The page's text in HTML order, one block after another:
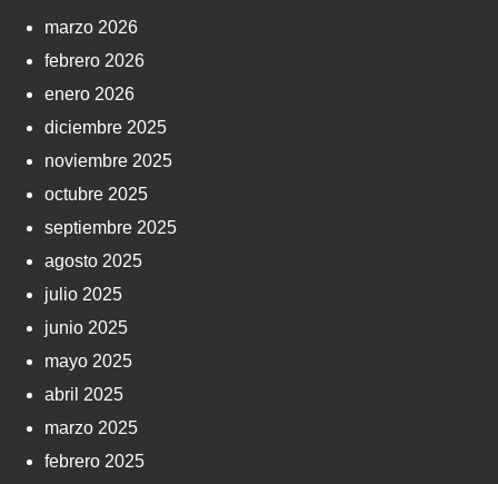
marzo 2026
febrero 2026
enero 2026
diciembre 2025
noviembre 2025
octubre 2025
septiembre 2025
agosto 2025
julio 2025
junio 2025
mayo 2025
abril 2025
marzo 2025
febrero 2025